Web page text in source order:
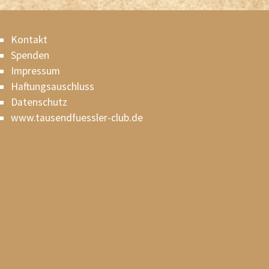
Kontakt
Spenden
Impressum
Haftungsauschluss
Datenschutz
www.tausendfuessler-club.de